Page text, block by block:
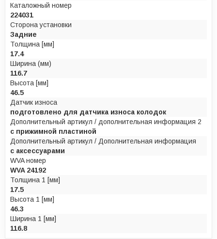
Каталожный номер
224031
Сторона установки
Задние
Толщина [мм]
17.4
Ширина (мм)
116.7
Высота [мм]
46.5
Датчик износа
подготовлено для датчика износа колодок
Дополнительный артикул / дополнительная информация 2
с прижимной пластиной
Дополнительный артикул / Дополнительная информация
с аксессуарами
WVA номер
WVA 24192
Толщина 1 [мм]
17.5
Высота 1 [мм]
46.3
Ширина 1 [мм]
116.8